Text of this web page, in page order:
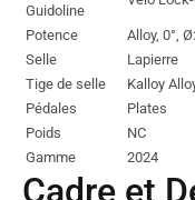
Guidoline
Potence
Alloy, 0°,
Selle
Lapierre
Tige de selle
Kalloy
Pédales
Plates
Poids
NC
Gamme
2024
Cadre et